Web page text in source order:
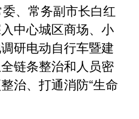
、常务副市长白红
中心城区商场、小
研电动自行车暨建
链条整治和人员密
治、打通消防“生命